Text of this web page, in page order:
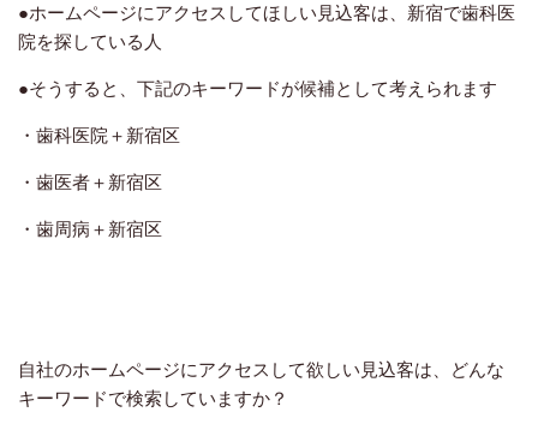
●ホームページにアクセスしてほしい見込客は、新宿で歯科医
院を探している人
●そうすると、下記のキーワードが候補として考えられます
・歯科医院＋新宿区
・歯医者＋新宿区
・歯周病＋新宿区
自社のホームページにアクセスして欲しい見込客は、どんな
キーワードで検索していますか？